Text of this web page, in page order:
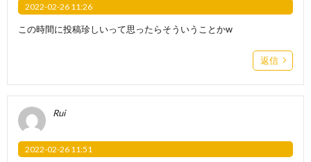
2022-02-26 11:26
この時間に投稿珍しいって思ったらそういうことかw
返信
Rui
2022-02-26 11:51